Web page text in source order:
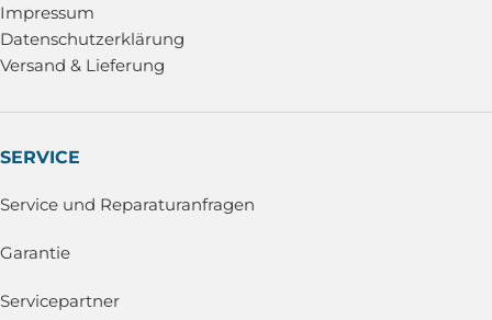
Impressum
Datenschutzerklärung
Versand & Lieferung
SERVICE
Service und Reparaturanfragen
Garantie
Servicepartner